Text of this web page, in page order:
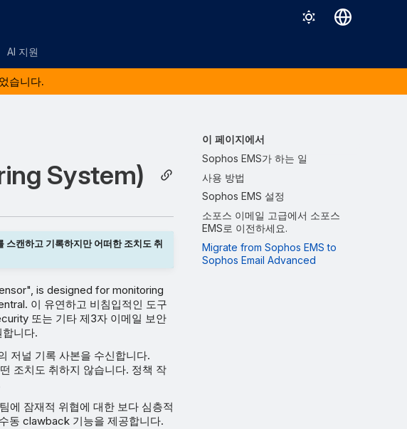
Italiano
中文（繁體）
AI 지원
습니다.
이 페이지에서
Sophos EMS가 하는 일
사용 방법
Sophos EMS 설정
소포스 이메일 고급에서 소포스
EMS로 이전하세요.
Migrate from Sophos EMS to
Sophos Email Advanced
System)
캔하고 기록하지만 어떠한 조치도 취
is designed for monitoring
이 유연하고 비침입적인 도구
또는 기타 제3자 이메일 보안
니다.
저널 기록 사본을 수신합니다.
조치도 취하지 않습니다. 정책 작
에 잠재적 위협에 대한 보다 심층적
동 clawback 기능을 제공합니다.